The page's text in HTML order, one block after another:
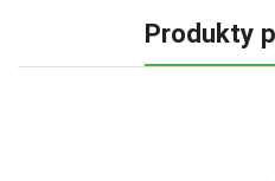
Produkty